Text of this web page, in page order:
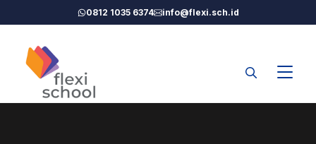
ke
0812 1035 6374 info@flexi.sch.id